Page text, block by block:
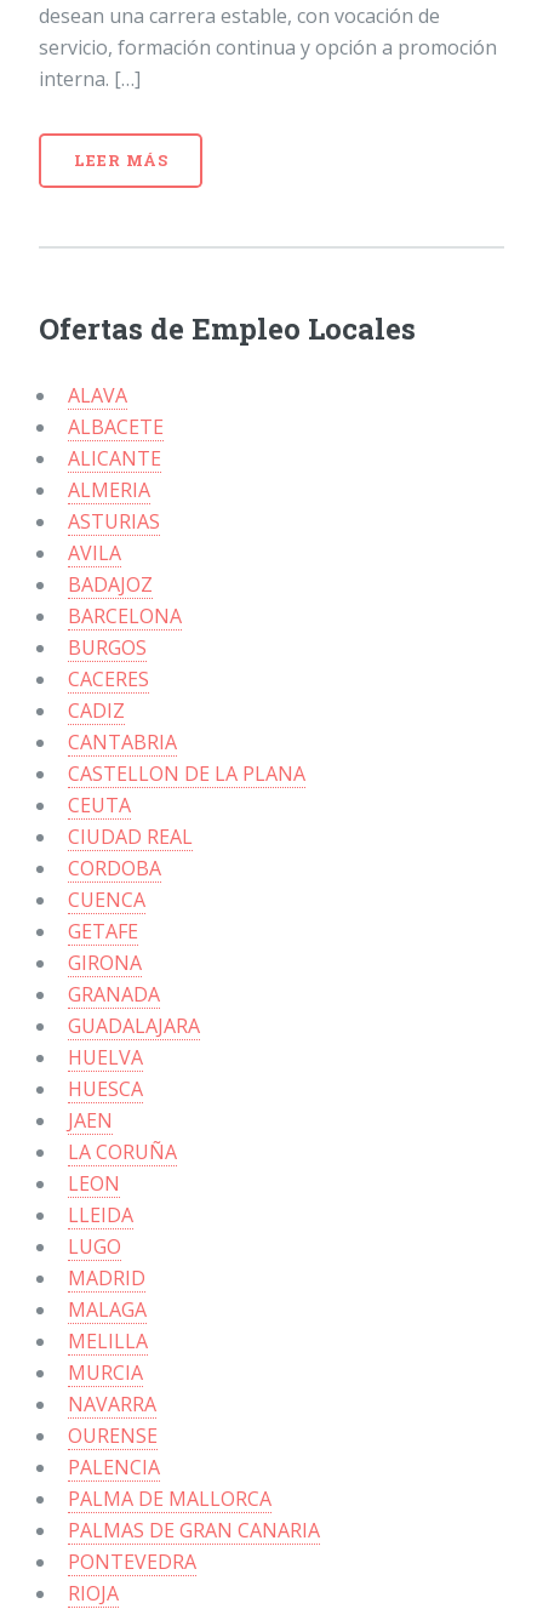
desean una carrera estable, con vocación de
servicio, formación continua y opción a promoción
interna. […]
LEER MÁS
Ofertas de Empleo Locales
ALAVA
ALBACETE
ALICANTE
ALMERIA
ASTURIAS
AVILA
BADAJOZ
BARCELONA
BURGOS
CACERES
CADIZ
CANTABRIA
CASTELLON DE LA PLANA
CEUTA
CIUDAD REAL
CORDOBA
CUENCA
GETAFE
GIRONA
GRANADA
GUADALAJARA
HUELVA
HUESCA
JAEN
LA CORUÑA
LEON
LLEIDA
LUGO
MADRID
MALAGA
MELILLA
MURCIA
NAVARRA
OURENSE
PALENCIA
PALMA DE MALLORCA
PALMAS DE GRAN CANARIA
PONTEVEDRA
RIOJA